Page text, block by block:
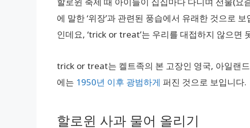
에 말한 ‘위장’과 관련된 풍습에서 유래한 것으로
인데요, ‘trick or treat’는 우리를 대접하지 않으면
trick or treat는 켈트족의 본 고장인 영국, 아일랜
에는 1950년 이후 광범하게 퍼진 것으로 보입니다.
할로윈 사과 물어 올리기